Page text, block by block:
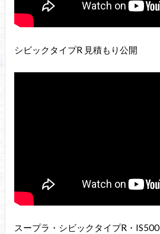
シビックタイプR 見積もり公開
スープラ・シビックタイプR・IS500